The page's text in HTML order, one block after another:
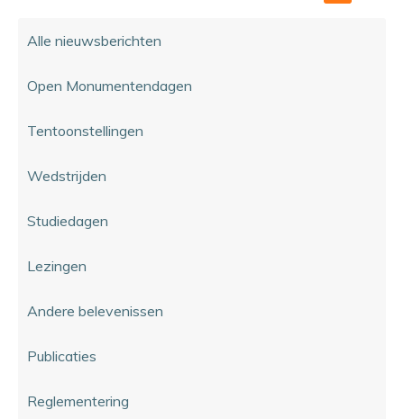
Alle nieuwsberichten
Open Monumentendagen
Tentoonstellingen
Wedstrijden
Studiedagen
Lezingen
Andere belevenissen
Publicaties
Reglementering